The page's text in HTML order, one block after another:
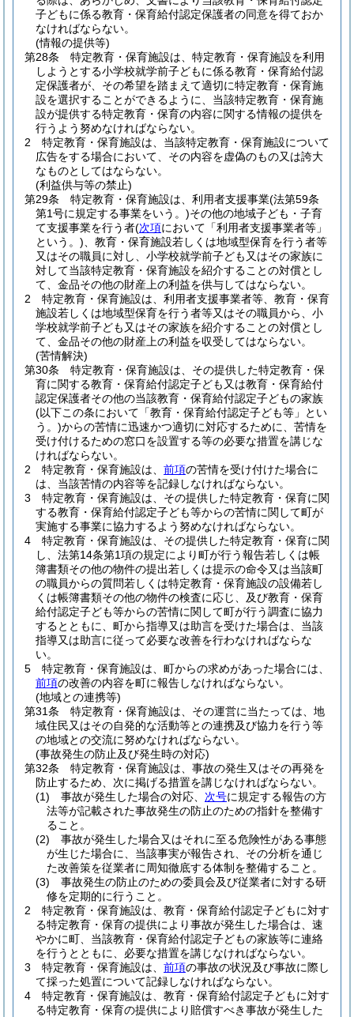
子どもに係る教育・保育給付認定保護者の同意を得ておか
なければならない。
(情報の提供等)
第28条
特定教育・保育施設は、特定教育・保育施設を利用
しようとする小学校就学前子どもに係る教育・保育給付認
定保護者が、その希望を踏まえて適切に特定教育・保育施
設を選択することができるように、当該特定教育・保育施
設が提供する特定教育・保育の内容に関する情報の提供を
行うよう努めなければならない。
2
特定教育・保育施設は、当該特定教育・保育施設について
広告をする場合において、その内容を虚偽のもの又は誇大
なものとしてはならない。
(利益供与等の禁止)
第29条
特定教育・保育施設は、利用者支援事業(法第59条
第1号に規定する事業をいう。)その他の地域子ども・子育
て支援事業を行う者(次項において「利用者支援事業者等」
という。) 、教育・保育施設若しくは地域型保育を行う者等
又はその職員に対し、小学校就学前子ども又はその家族に
対して当該特定教育・保育施設を紹介することの対償とし
て、金品その他の財産上の利益を供与してはならない。
2
特定教育・保育施設は、利用者支援事業者等、教育・保育
施設若しくは地域型保育を行う者等又はその職員から、小
学校就学前子ども又はその家族を紹介することの対償とし
て、金品その他の財産上の利益を収受してはならない。
(苦情解決)
第30条
特定教育・保育施設は、その提供した特定教育・保
育に関する教育・保育給付認定子ども又は教育・保育給付
認定保護者その他の当該教育・保育給付認定子どもの家族
(以下この条において「教育・保育給付認定子ども等」とい
う。)からの苦情に迅速かつ適切に対応するために、苦情を
受け付けるための窓口を設置する等の必要な措置を講じな
ければならない。
2
特定教育・保育施設は、 前項の苦情を受け付けた場合に
は、当該苦情の内容等を記録しなければならない。
3
特定教育・保育施設は、その提供した特定教育・保育に関
する教育・保育給付認定子ども等からの苦情に関して町が
実施する事業に協力するよう努めなければならない。
4
特定教育・保育施設は、その提供した特定教育・保育に関
し、法第14条第1項の規定により町が行う報告若しくは帳
簿書類その他の物件の提出若しくは提示の命令又は当該町
の職員からの質問若しくは特定教育・保育施設の設備若し
くは帳簿書類その他の物件の検査に応じ、及び教育・保育
給付認定子ども等からの苦情に関して町が行う調査に協力
するとともに、町から指導又は助言を受けた場合は、当該
指導又は助言に従って必要な改善を行わなければならな
い。
5
特定教育・保育施設は、町からの求めがあった場合には、
前項の改善の内容を町に報告しなければならない。
(地域との連携等)
第31条
特定教育・保育施設は、その運営に当たっては、地
域住民又はその自発的な活動等との連携及び協力を行う等
の地域との交流に努めなければならない。
(事故発生の防止及び発生時の対応)
第32条
特定教育・保育施設は、事故の発生又はその再発を
防止するため、次に掲げる措置を講じなければならない。
(1)
事故が発生した場合の対応、 次号に規定する報告の方
法等が記載された事故発生の防止のための指針を整備す
ること。
(2)
事故が発生した場合又はそれに至る危険性がある事態
が生じた場合に、当該事実が報告され、その分析を通じ
た改善策を従業者に周知徹底する体制を整備すること。
(3)
事故発生の防止のための委員会及び従業者に対する研
修を定期的に行うこと。
2
特定教育・保育施設は、教育・保育給付認定子どもに対す
る特定教育・保育の提供により事故が発生した場合は、速
やかに町、当該教育・保育給付認定子どもの家族等に連絡
を行うとともに、必要な措置を講じなければならない。
3
特定教育・保育施設は、 前項の事故の状況及び事故に際し
て採った処置について記録しなければならない。
4
特定教育・保育施設は、教育・保育給付認定子どもに対す
る特定教育・保育の提供により賠償すべき事故が発生した